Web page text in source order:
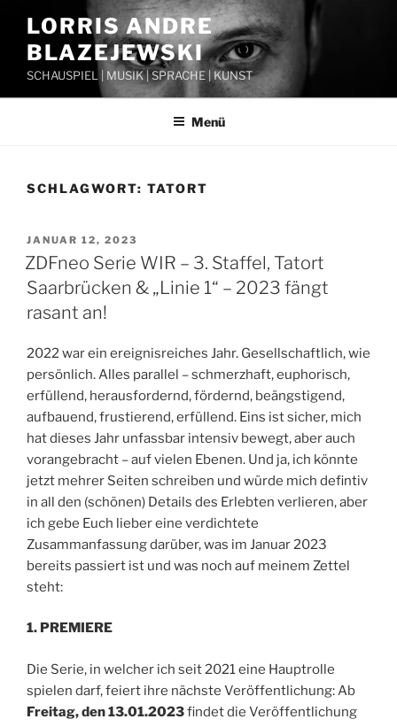
Inhalt
springen
LORRIS ANDRE
BLAZEJEWSKI
SCHAUSPIEL | MUSIK | SPRACHE | KUNST
Menü
SCHLAGWORT: TATORT
VERÖFFENTLICHT
AM
JANUAR 12, 2023
ZDFneo Serie WIR – 3. Staffel, Tatort
Saarbrücken & „Linie 1“ – 2023 fängt
rasant an!
2022 war ein ereignisreiches Jahr. Gesellschaftlich, wie
persönlich. Alles parallel – schmerzhaft, euphorisch,
erfüllend, herausfordernd, fördernd, beängstigend,
aufbauend, frustierend, erfüllend. Eins ist sicher, mich
hat dieses Jahr unfassbar intensiv bewegt, aber auch
vorangebracht – auf vielen Ebenen. Und ja, ich könnte
jetzt mehrer Seiten schreiben und würde mich defintiv
in all den (schönen) Details des Erlebten verlieren, aber
ich gebe Euch lieber eine verdichtete
Zusammanfassung darüber, was im Januar 2023
bereits passiert ist und was noch auf meinem Zettel
steht:
1. PREMIERE
Die Serie, in welcher ich seit 2021 eine Hauptrolle
spielen darf, feiert ihre nächste Veröffentlichung: Ab
Freitag, den 13.01.2023findet die Veröffentlichung